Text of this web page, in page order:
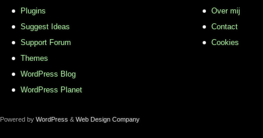
Plugins
Suggest Ideas
Support Forum
Themes
WordPress Blog
WordPress Planet
Over mij
Contact
Cookies
Powered by WordPress & Web Design Company